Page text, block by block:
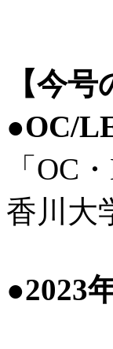
【今
●OC/
「OC
香川大
●2023